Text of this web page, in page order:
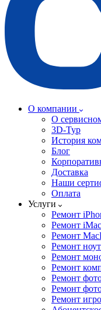
О компании
О
3D-Тур
История
Блог
Доставка
Наши
Оплата
Услуги
Ремонт
Ремонт iMac
Ремонт
Ремонт
Ремонт
Ремонт
Ремонт
Ремонт
Ремонт